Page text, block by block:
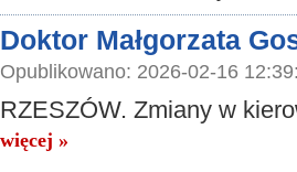
Doktor Małgorzata
Opublikowano: 2026-02-16
RZESZÓW. Zmiany w
więcej »